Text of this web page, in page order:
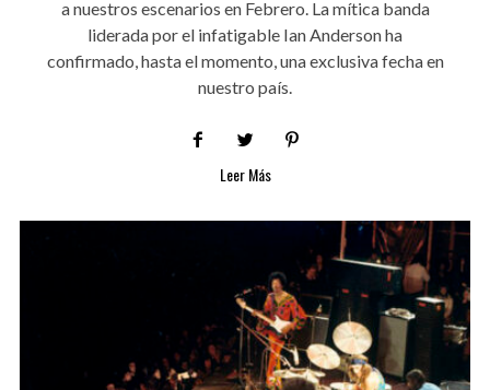
a nuestros escenarios en Febrero. La mítica banda
liderada por el infatigable Ian Anderson ha
confirmado, hasta el momento, una exclusiva fecha en
nuestro país.
Leer Más